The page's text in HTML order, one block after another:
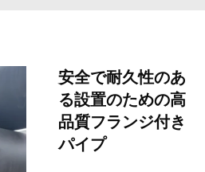
安全で耐久性のあ
る設置のための高
品質フランジ付き
パイプ